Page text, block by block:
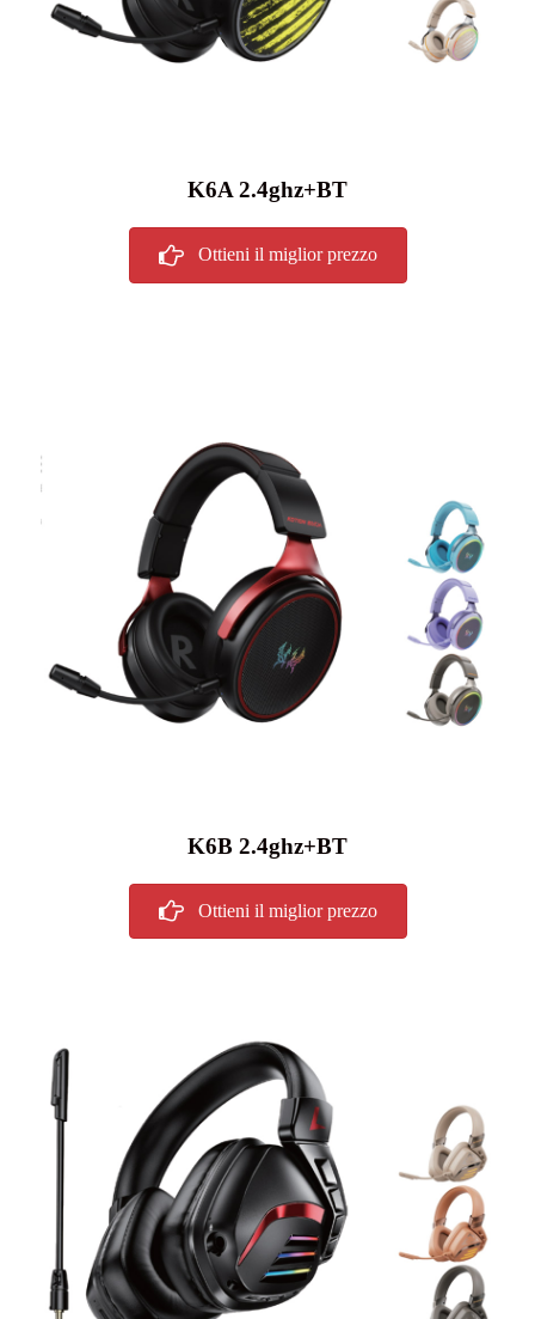
K6A 2.4ghz+BT
Ottieni il miglior prezzo
K6B 2.4ghz+BT
Ottieni il miglior prezzo